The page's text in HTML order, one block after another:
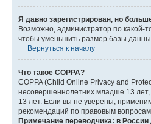
Я давно зарегистрирован, но
Возможно, администратор по какой-
чтобы уменьшить размер базы
Вернуться к началу
Что такое COPPA?
COPPA (Child Online Privacy and
несовершеннолетних младше 13
13 лет. Если вы не уверены,
рекомендаций по правовым
Примечание переводчика: в